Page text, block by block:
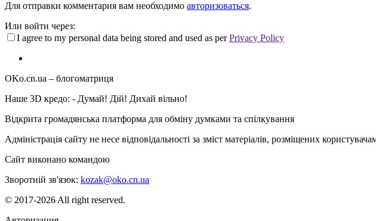
Для отправки комментария вам необходимо авторизоваться.
Или войти через:
I agree to my personal data being stored and used as perPrivacy Policy
OKo.cn.ua – блогоматриця
Наше 3D кредо: - Думай! Дій! Дихай вільно!
Відкрита громадянська платформа для обміну думками та спілкування
Адміністрація сайту не несе відповідальності за зміст матеріалів, розміщених
Сайт виконано командою
Зворотній зв'язок: kozak@oko.cn.ua
© 2017-2026 All right reserved.